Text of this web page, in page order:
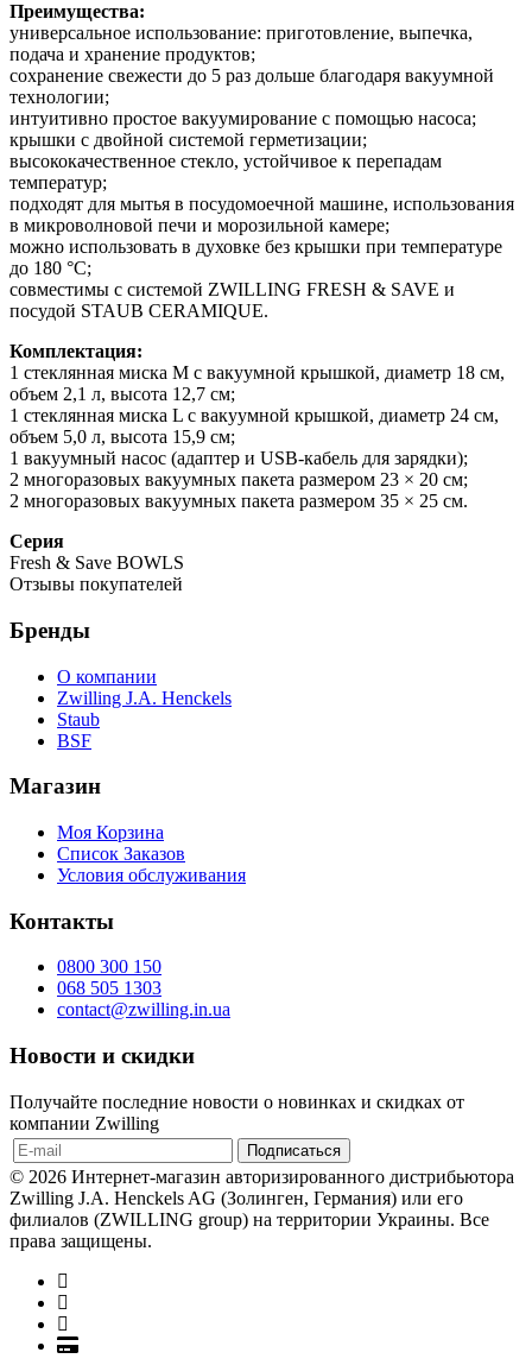
Преимущества:
универсальное использование: приготовление, выпечка,
подача и хранение продуктов;
сохранение свежести до 5 раз дольше благодаря вакуумной
технологии;
интуитивно простое вакуумирование с помощью насоса;
крышки с двойной системой герметизации;
высококачественное стекло, устойчивое к перепадам
температур;
подходят для мытья в посудомоечной машине, использования
в микроволновой печи и морозильной камере;
можно использовать в духовке без крышки при температуре
до 180 °C;
совместимы с системой ZWILLING FRESH & SAVE и
посудой STAUB CERAMIQUE.
Комплектация:
1 стеклянная миска M с вакуумной крышкой, диаметр 18 см,
объем 2,1 л, высота 12,7 см;
1 стеклянная миска L с вакуумной крышкой, диаметр 24 см,
объем 5,0 л, высота 15,9 см;
1 вакуумный насос (адаптер и USB-кабель для зарядки);
2 многоразовых вакуумных пакета размером 23 × 20 см;
2 многоразовых вакуумных пакета размером 35 × 25 см.
Серия
Fresh & Save BOWLS
Отзывы покупателей
Бренды
О компании
Zwilling J.A. Henckels
Staub
BSF
Магазин
Моя Корзина
Список Заказов
Условия обслуживания
Контакты
0800 300 150
068 505 1303
contact@zwilling.in.ua
Новости и скидки
Получайте последние новости о новинках и скидках от
компании Zwilling
© 2026 Интернет-магазин авторизированного дистрибьютора
Zwilling J.A. Henckels AG (Золинген, Германия) или его
филиалов (ZWILLING group) на территории Украины. Все
права защищены.